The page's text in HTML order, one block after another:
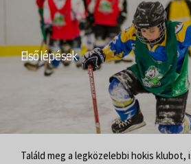
Első lépések
Találd meg a legközelebbi hokis klubot,